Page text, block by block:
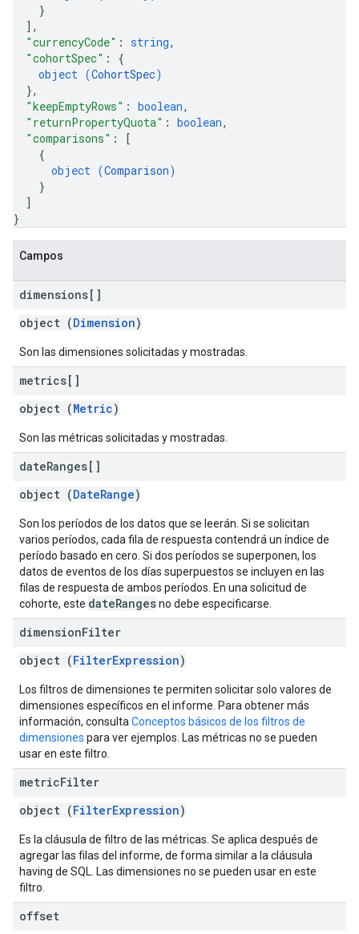
}
] ,
"currencyCode" : string,
"cohortSpec" : {
object (CohortSpec)
},
"keepEmptyRows" : boolean,
"returnPropertyQuota" : boolean,
"comparisons" :
[
{
object (Comparison)
}
]
}
Campos
dimensions[]
object (Dimension)
Son las dimensiones solicitadas y mostradas.
metrics[]
object (Metric)
Son las métricas solicitadas y mostradas.
dateRanges[]
object (DateRange)
Son los períodos de los datos que se leerán. Si se solicitan
varios períodos, cada fila de respuesta contendrá un índice de
período basado en cero. Si dos períodos se superponen, los
datos de eventos de los días superpuestos se incluyen en las
filas de respuesta de ambos períodos. En una solicitud de
cohorte, este dateRangesno debe especificarse.
dimensionFilter
object (FilterExpression)
Los filtros de dimensiones te permiten solicitar solo valores de
dimensiones específicos en el informe. Para obtener más
información, consulta Conceptos básicos de los filtros de
dimensiones para ver ejemplos. Las métricas no se pueden
usar en este filtro.
metricFilter
object (FilterExpression)
Es la cláusula de filtro de las métricas. Se aplica después de
agregar las filas del informe, de forma similar a la cláusula
having de SQL. Las dimensiones no se pueden usar en este
filtro.
offset